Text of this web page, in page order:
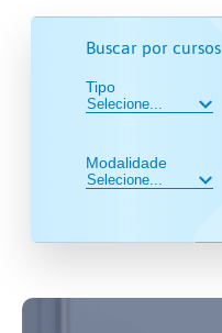
Buscar por cursos
Tipo
Modalidade